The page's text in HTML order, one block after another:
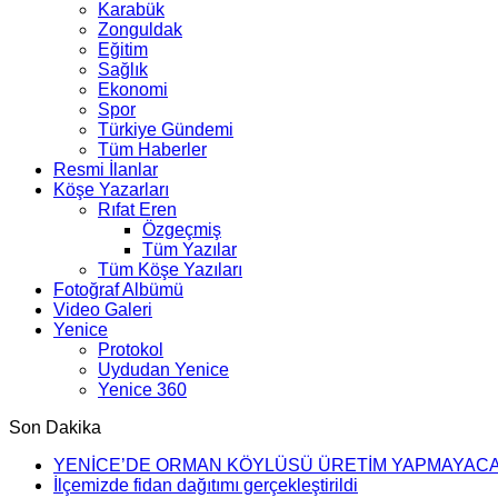
Karabük
Zonguldak
Eğitim
Sağlık
Ekonomi
Spor
Türkiye Gündemi
Tüm Haberler
Resmi İlanlar
Köşe Yazarları
Rıfat Eren
Özgeçmiş
Tüm Yazılar
Tüm Köşe Yazıları
Fotoğraf Albümü
Video Galeri
Yenice
Protokol
Uydudan Yenice
Yenice 360
Son Dakika
YENİCE’DE ORMAN KÖYLÜSÜ ÜRETİM
İlçemizde fidan dağıtımı gerçekleştirildi